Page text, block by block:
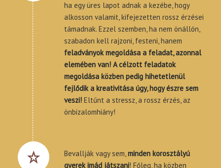
ha egy üres lapot adnak a kezébe, hogy
alkosson valamit, kifejezetten rossz érzései
támadnak. Ezzel szemben, ha nem önállón,
szabadon kell rajzoni, festeni, hanem
feladványok megoldása a feladat, azonnal
elemében van! A célzott feladatok
megoldása közben pedig hihetetlenül
fejlődik a kreativitása úgy, hogy észre sem
veszi! Eltűnt a stressz, a rossz érzés, az
önbizalomhiány!
Bevallják vagy sem,minden korosztályú
gyerek imád játszani! Főleg, ha közben